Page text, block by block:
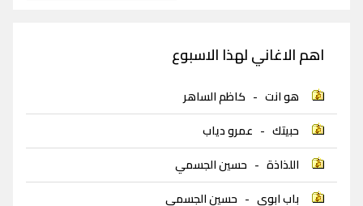
اهم الاغاني لهذا الاسبوع
هو انت - كاظم الساهر
حبيتك - عمرو دياب
اللذاذة - حسين الجسمي
باب ابوي - حسين الجسمي